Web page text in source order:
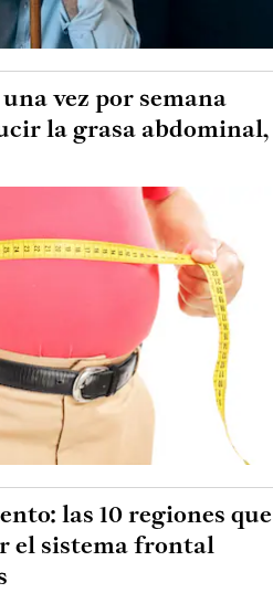
vez por semana
la grasa abdominal,
las 10 regiones que
el sistema frontal